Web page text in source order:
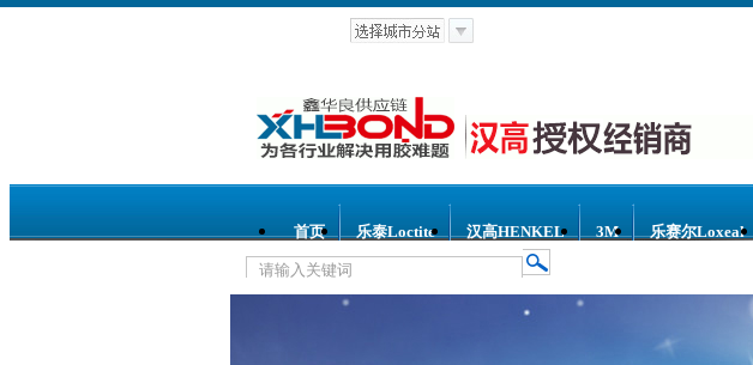
首页 乐泰Loctite 汉高HENKEL 3M 乐赛尔Loxeal
热门关键词： 乐泰胶水 汉高胶水 乐赛尔胶水 3M胶水